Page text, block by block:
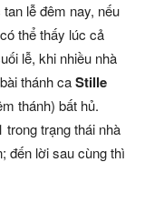
lễ đêm nay, nếu
thể thấy lúc cả
lễ, khi nhiều nhà
thánh caStille
thánh) bất hủ.
trạng thái nhà
đến lời sau cùng thì